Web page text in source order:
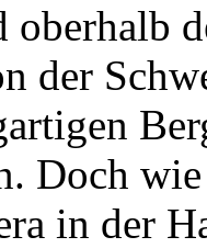
oberhalb
der
Doch
in der